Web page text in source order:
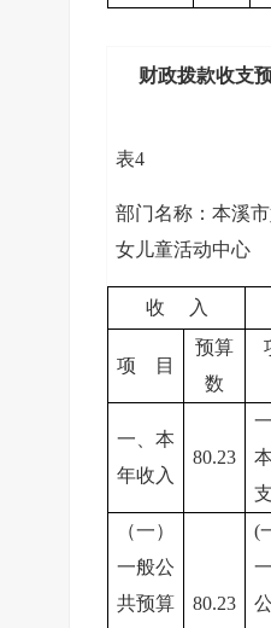
财政拨款收支
表4
部门名称：本溪
女儿童活动中心
收 入
项 目
预算
数
一、本
年收入
80.23
（一）
一般公
共预算
80.23
(